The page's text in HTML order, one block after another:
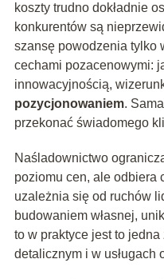
koszty trudno dokładnie
konkurentów są
szansę powodzenia tylko
cechami pozacenowymi:
innowacyjnością,
pozycjonowaniem.
przekonać świadomego
Naśladownictwo
poziomu cen, ale odbiera
uzależnia się od ruchów
budowaniem własnej,
to w praktyce jest to
detalicznym i w usługach